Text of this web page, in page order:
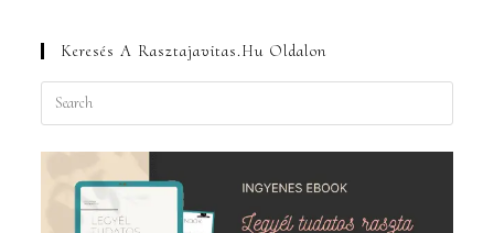
Keresés A Rasztajavitas.hu Oldalon
Escape
to